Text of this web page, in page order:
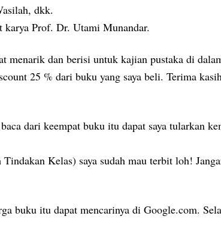
dkk.
karya Prof. Dr. Utami Munandar.
menarik dan berisi untuk kajian pustaka di
25 % dari buku yang saya beli. Terima
dari keempat buku itu dapat saya tularkan
Kelas) saya sudah mau terbit loh!
buku itu dapat mencarinya di Google.com.